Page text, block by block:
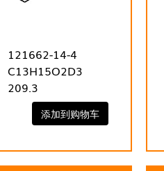
121662-14-4
C13H15O2D3
209.3
添加到购物车